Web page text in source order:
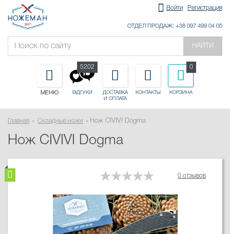
Войти Регистрация
ОТДЕЛ ПРОДАЖ: +38 097 499 04 05
НАЙТИ
МЕНЮ ВІДГУКИ
5202
ДОСТАВКА
И ОПЛАТА
КОНТАКТЫ КОРЗИНА
0
Главная Складные ножи Нож CIVIVI Dogma
Нож CIVIVI Dogma
0 отзывов